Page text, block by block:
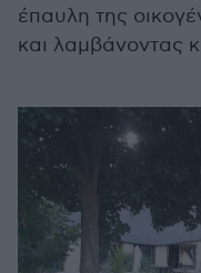
έπαυλη της
και λαμβάνοντας